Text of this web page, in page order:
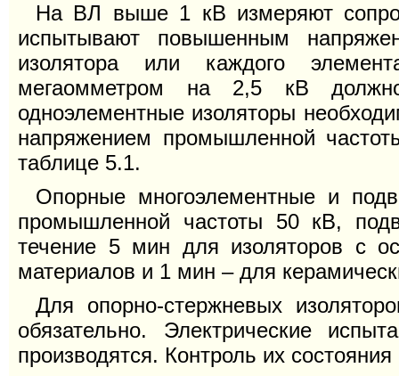
На ВЛ выше 1 кВ измеряют
испытывают повышенным
изолятора или каждого
мегаомметром на 2,5 кВ
одноэлементные изоляторы
напряжением промышленной
таблице 5.1.
Опорные многоэлементные и
промышленной частоты 50 кВ,
течение 5 мин для изоляторов с
материалов и 1 мин – для
Для опорно-стержневых
обязательно. Электрические
производятся. Контроль их